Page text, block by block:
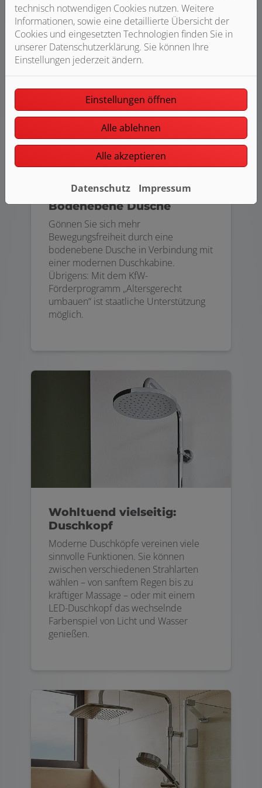
Schön praktisch:
Bodenebene Dusche
Gönnen Sie sich mehr
Bewegungsfreiheit durch eine
bodenebene Dusche in Verbindung mit
einer modernen Duschkabine.
Übrigens: Mit dem KfW-
Förderprogramm „Altersgerecht
umbauen“ ist staatliche Unterstützung
möglich.
Wohltuend vielseitig:
Duschkopf
Moderne Duschköpfe vereinen viele
sinnvolle Funktionen. Sie können
zwischen verschiedenen Strahlarten
wählen – von sanftem Regen bis zu
kräftiger Massage – oder mit einem
LED-Duschkopf das wechselnde
Farbenspiel von Licht und Wasser
genießen.
technisch notwendigen Cookies nutzen. Weitere
Informationen, sowie eine detaillierte Übersicht der
Cookies und eingesetzten Technologien finden Sie in
unserer Datenschutzerklärung. Sie können Ihre
Einstellungen jederzeit ändern.
Einstellungen öffnen
Alle ablehnen
Alle akzeptieren
Datenschutz Impressum